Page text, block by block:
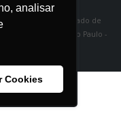
analisar
Cookies
e Tecelagem do Estado de
- Cep 01223-000 - São Paulo -